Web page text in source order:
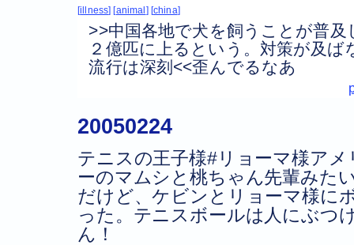
illness animal china
>>中国各地で犬を飼うことが普
２億匹に上るという。対策が及
流行は深刻<<歪んでるなあ
20050224
テニスの王子様#リョーマ様ア
ーのマムシと桃ちゃん先輩みた
だけど、ケビンとリョーマ様に
った。テニスボールは人にぶつ
ん！